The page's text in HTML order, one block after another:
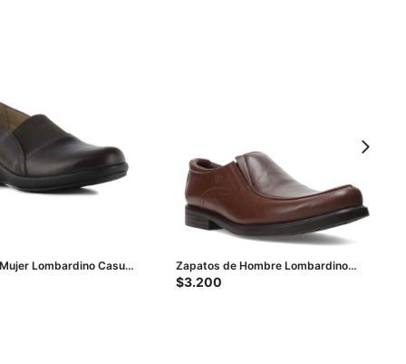
Lombardino Casual
Zapatos de Hombre Lombardino
Casual Lexus - Marrón Coñac
$3.200